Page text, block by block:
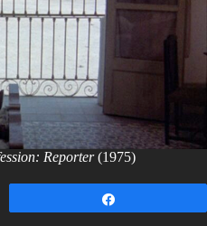
Reporter(1975)